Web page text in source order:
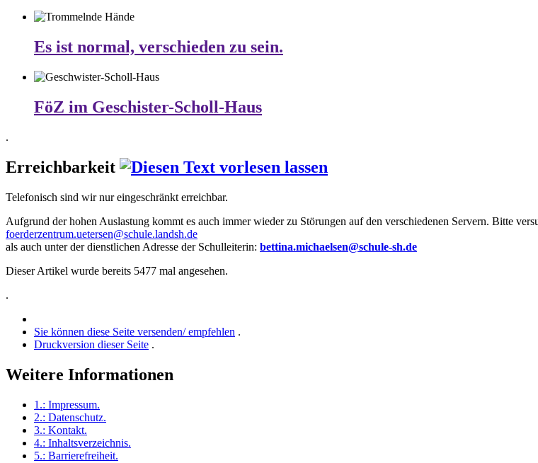
Es ist normal, verschieden zu sein.
FöZ im Geschister-Scholl-Haus
.
Erreichbarkeit
Telefonisch sind wir nur eingeschränkt erreichbar.
Aufgrund der hohen Auslastung kommt es auch immer wieder zu Störungen auf den verschiedenen Servern. Bitte
foerderzentrum.uetersen@schule.landsh.de
als auch unter der dienstlichen Adresse der Schulleiterin: bettina.michaelsen@schule-sh.de
Dieser Artikel wurde bereits 5477 mal angesehen.
.
Sie können diese Seite versenden/ empfehlen .
Druckversion dieser Seite .
Weitere Informationen
1.: Impressum.
2.: Datenschutz.
3.: Kontakt.
4.: Inhaltsverzeichnis.
5.: Barrierefreiheit.